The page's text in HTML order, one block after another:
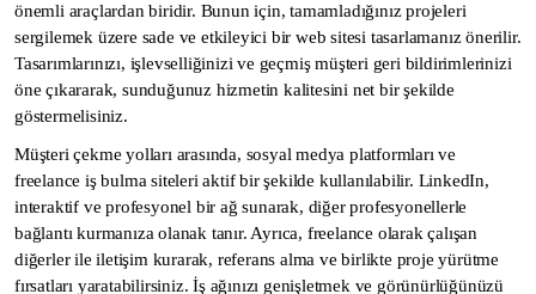
önemli araçlardan biridir. Bunun için, tamamladığınız projeleri
sergilemek üzere sade ve etkileyici bir web sitesi tasarlamanız önerilir.
Tasarımlarınızı, işlevselliğinizi ve geçmiş müşteri geri bildirimlerinizi
öne çıkararak, sunduğunuz hizmetin kalitesini net bir şekilde
göstermelisiniz.
Müşteri çekme yolları arasında, sosyal medya platformları ve
freelance iş bulma siteleri aktif bir şekilde kullanılabilir. LinkedIn,
interaktif ve profesyonel bir ağ sunarak, diğer profesyonellerle
bağlantı kurmanıza olanak tanır. Ayrıca, freelance olarak çalışan
diğerler ile iletişim kurarak, referans alma ve birlikte proje yürütme
fırsatları yaratabilirsiniz. İş ağınızı genişletmek ve görünürlüğünüzü